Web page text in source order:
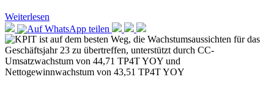
Weiterlesen